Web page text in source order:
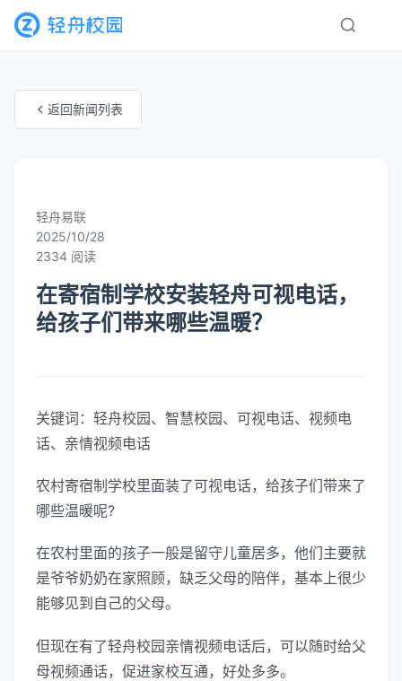
返回新闻列表
轻舟易联
2025/10/28
2334 阅读
在寄宿制学校安装轻舟可视电话，
给孩子们带来哪些温暖？
关键词：轻舟校园、智慧校园、可视电话、视频电
话、亲情视频电话
农村寄宿制学校里面装了可视电话，给孩子们带来了
哪些温暖呢?
在农村里面的孩子一般是留守儿童居多，他们主要就
是爷爷奶奶在家照顾，缺乏父母的陪伴，基本上很少
能够见到自己的父母。
但现在有了轻舟校园亲情视频电话后，可以随时给父
母视频通话，促进家校互通，好处多多。